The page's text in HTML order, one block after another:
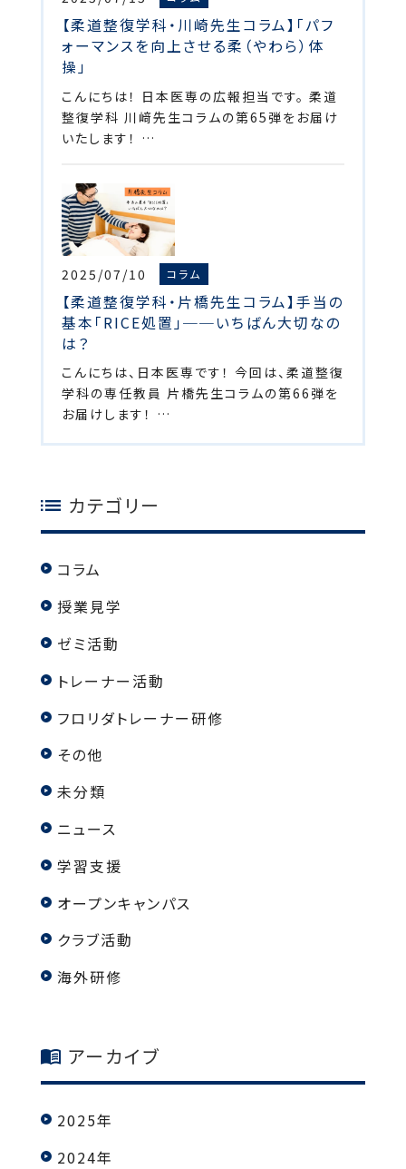
【柔道整復学科・川崎先生コラム】「パフ
ォーマンスを向上させる柔（やわら）体
操」
こんにちは！ 日本医専の広報担当です。 柔道
整復学科 川﨑先生コラムの第65弾をお届け
いたします！ …
2025/07/10 コラム
【柔道整復学科・片橋先生コラム】手当の
基本「RICE処置」──いちばん大切なの
は？
こんにちは、日本医専です！ 今回は、柔道整復
学科の専任教員 片橋先生コラムの第66弾を
お届けします！ …
カテゴリー
コラム
授業見学
ゼミ活動
トレーナー活動
フロリダトレーナー研修
その他
未分類
ニュース
学習支援
オープンキャンパス
クラブ活動
海外研修
アーカイブ
2025年
2024年